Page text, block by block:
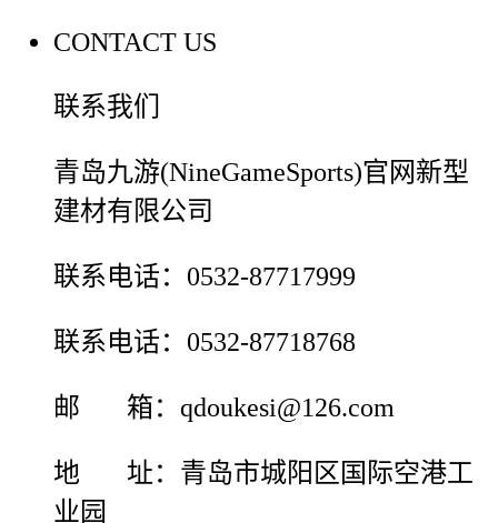
CONTACT US
联系我们
青岛九游(NineGameSports)官网新型
建材有限公司
联系电话：0532-87717999
联系电话：0532-87718768
邮 箱：qdoukesi@126.com
地 址：青岛市城阳区国际空港工
业园